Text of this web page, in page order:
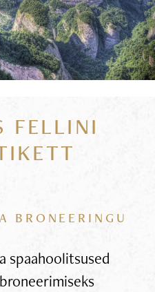
FELLINI
BRONEERINGU
spaahoolitsused